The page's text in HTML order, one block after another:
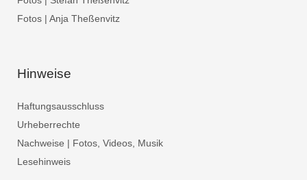
Fotos | Anja Theßenvitz
Hinweise
Haftungsausschluss
Urheberrechte
Nachweise | Fotos, Videos, Musik
Lesehinweis